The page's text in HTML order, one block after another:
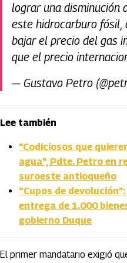
lograr una disminución
este hidrocarburo fósil,
bajar el precio del gas
que el precio
— Gustavo Petro
Lee también
"Codiciosos que
agua", Pdte. Petro en
suroeste antioqueño
“Cupos de
entrega de 1.000
gobierno Duque
El primer mandatario exigió